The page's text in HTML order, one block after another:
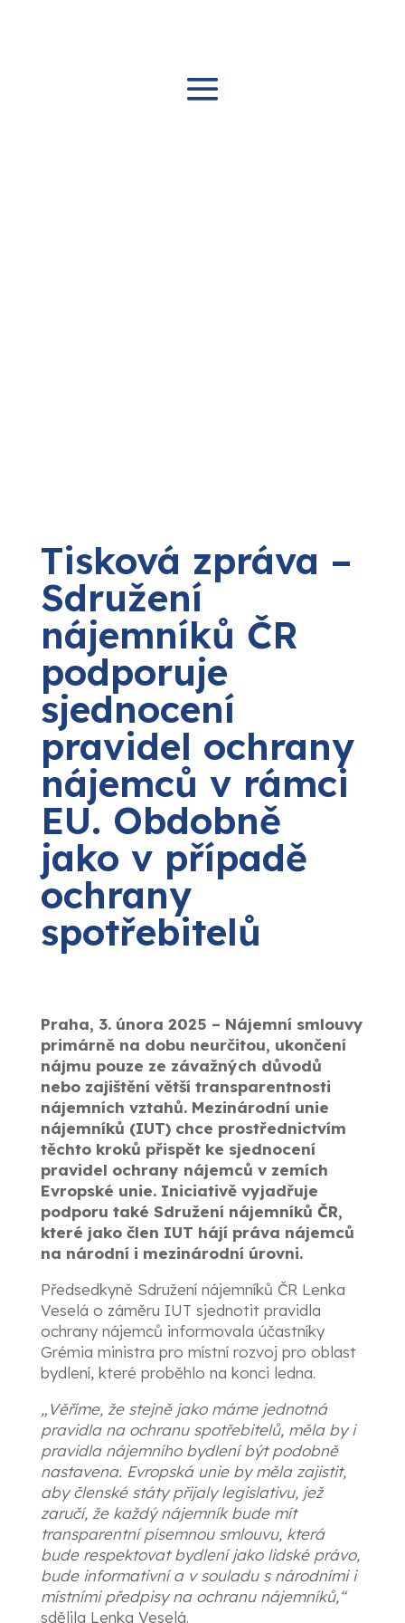
Tisková zpráva –
Sdružení
nájemníků ČR
podporuje
sjednocení
pravidel ochrany
nájemců v rámci
EU. Obdobně
jako v případě
ochrany
spotřebitelů
Praha, 3. února 2025 – Nájemní smlouvy
primárně na dobu neurčitou, ukončení
nájmu pouze ze závažných důvodů
nebo zajištění větší transparentnosti
nájemních vztahů. Mezinárodní unie
nájemníků (IUT) chce prostřednictvím
těchto kroků přispět ke sjednocení
pravidel ochrany nájemců v zemích
Evropské unie. Iniciativě vyjadřuje
podporu také Sdružení nájemníků ČR,
které jako člen IUT hájí práva nájemců
na národní i mezinárodní úrovni.
Předsedkyně Sdružení nájemníků ČR Lenka
Veselá o záměru IUT sjednotit pravidla
ochrany nájemců informovala účastníky
Grémia ministra pro místní rozvoj pro oblast
bydlení, které proběhlo na konci ledna.
„Věříme, že stejně jako máme jednotná
pravidla na ochranu spotřebitelů, měla by i
pravidla nájemního bydlení být podobně
nastavena. Evropská unie by měla zajistit,
aby členské státy přijaly legislativu, jež
zaručí, že každý nájemník bude mít
transparentní písemnou smlouvu, která
bude respektovat bydlení jako lidské právo,
bude informativní a v souladu s národními i
místními předpisy na ochranu nájemníků,“
sdělila Lenka Veselá.